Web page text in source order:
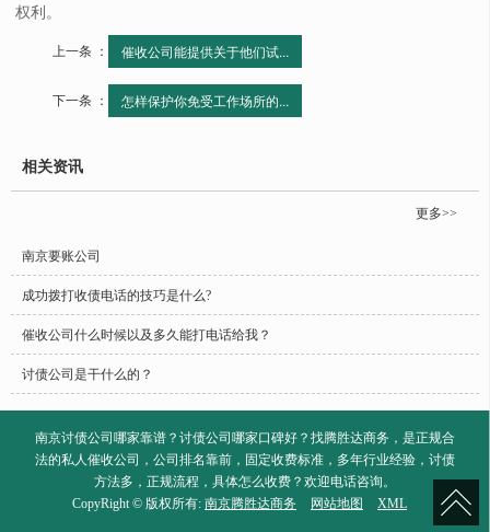
权利。
上一条 ： 催收公司能提供关于他们试...
下一条 ： 怎样保护你免受工作场所的...
相关资讯
更多>>
南京要账公司
成功拨打收债电话的技巧是什么?
催收公司什么时候以及多久能打电话给我？
讨债公司是干什么的？
南京讨债公司哪家靠谱？讨债公司哪家口碑好？找腾胜达商务，是正规合
法的私人催收公司，公司排名靠前，固定收费标准，多年行业经验，讨债
方法多，正规流程，具体怎么收费？欢迎电话咨询。
CopyRight © 版权所有: 南京腾胜达商务 网站地图 XML